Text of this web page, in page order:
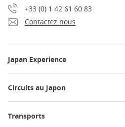
+33 (0) 1 42 61 60 83
Contactez nous
Japan Experience
Circuits au Japon
Transports